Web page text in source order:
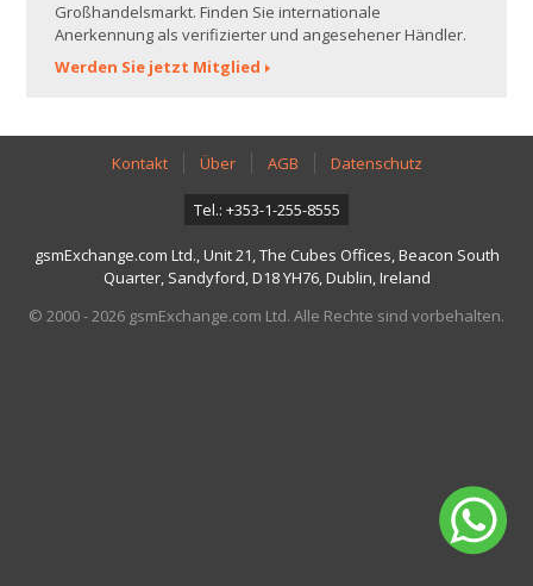
Großhandelsmarkt. Finden Sie internationale
Anerkennung als verifizierter und angesehener Händler.
Werden Sie jetzt Mitglied
Kontakt Über AGB Datenschutz
Tel.: +353-1-255-8555
gsmExchange.com Ltd., Unit 21, The Cubes Offices, Beacon South
Quarter, Sandyford, D18 YH76, Dublin, Ireland
© 2000 - 2026 gsmExchange.com Ltd. Alle Rechte sind vorbehalten.